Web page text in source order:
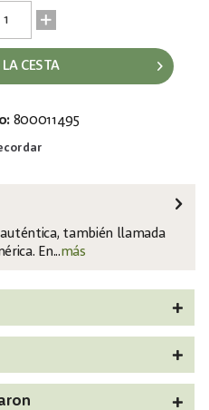
CESTA
800011495
también llamada
En...más